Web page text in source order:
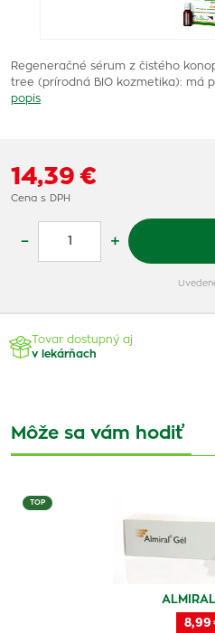
Regeneračné sérum z čistého
tree (prírodná BIO kozmetika): má
popis
14,39 €
Cena s DPH
– +
Tovar dostupný aj
v lekárňach
Môže sa vám hodiť
TOP
8,99